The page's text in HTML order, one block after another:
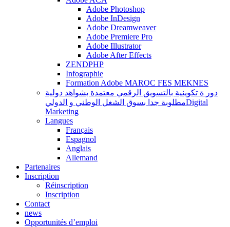
Adobe Photoshop
Adobe InDesign
Adobe Dreamweaver
Adobe Premiere Pro
Adobe Illustrator
Adobe After Effects
ZENDPHP
Infographie
Formation Adobe MAROC FES MEKNES
دور ة تكوينية بالتسويق الرقمي معتمدة بشواهد دولية
مطلوبة جدا بسوق الشغل الوطني و الدوليDigital
Marketing
Langues
Français
Espagnol
Anglais
Allemand
Partenaires
Inscription
Réinscription
Inscription
Contact
news
Opportunités d’emploi